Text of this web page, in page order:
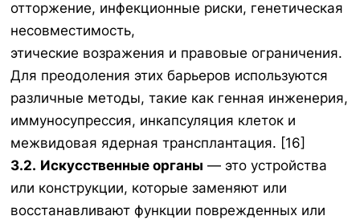
отторжение, инфекционные риски, генетическая
несовместимость,
этические возражения и правовые ограничения.
Для преодоления этих барьеров используются
различные методы, такие как генная инженерия,
иммуносупрессия, инкапсуляция клеток и
межвидовая ядерная трансплантация. [16]
3.2. Искусственные органы — это устройства
или конструкции, которые заменяют или
восстанавливают функции поврежденных или